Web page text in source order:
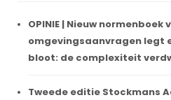
OPINIE | Nieuw normenboek
omgevingsaanvragen legt
bloot: de complexiteit
Tweede editie Stockmans